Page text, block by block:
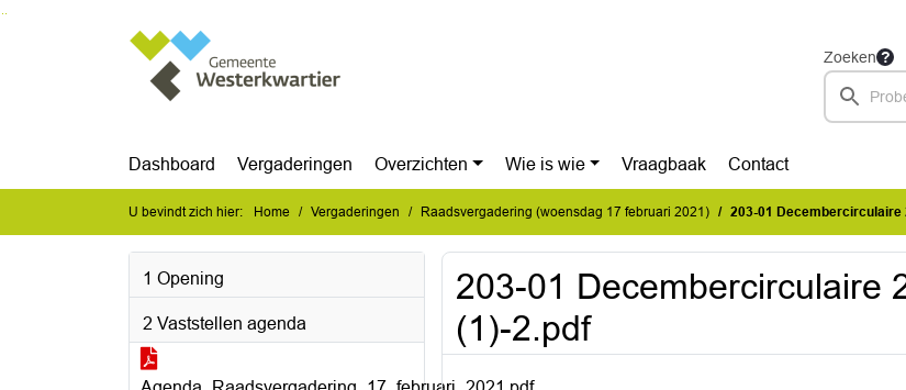
Zoeken
Dashboard Vergaderingen Overzichten Wie is wie Vraagbaak Contact
U bevindt zich hier: Home Vergaderingen Raadsvergadering (woensdag 17 februari 2021) 203-01 Decembercirculaire
1 Opening
2 Vaststellen agenda
203-01 Decembercirculaire
(1)-2.pdf